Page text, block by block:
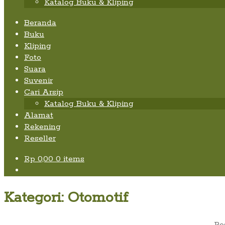
Katalog Buku & Kliping
Beranda
Buku
Kliping
Foto
Suara
Suvenir
Cari Arsip
Katalog Buku & Kliping
Alamat
Rekening
Reseller
Rp 0,00 0 items
Kategori: Otomotif